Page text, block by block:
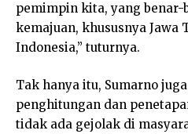
pemimpin kita, yang benar-
kemajuan, khususnya Jawa
Indonesia,” tuturnya.
Tak hanya itu, Sumarno
penghitungan dan
tidak ada gejolak di